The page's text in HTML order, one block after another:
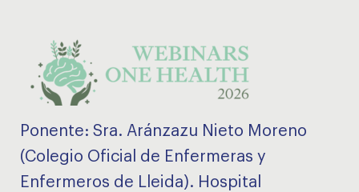
Ponente: Sra. Aránzazu Nieto Moreno
(Colegio Oficial de Enfermeras y
Enfermeros de Lleida). Hospital